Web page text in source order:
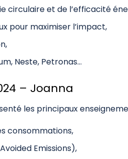
circulaire et de l’efficacité
pour maximiser l’impact,
Neste, Petronas…
– Joanna
les principaux
consommations,
Emissions),